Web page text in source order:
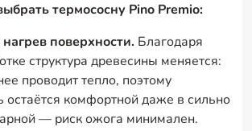
термососну Pino Premio:
поверхности. Благодаря
структура древесины меняется:
проводит тепло, поэтому
остаётся комфортной даже в сильно
— риск ожога минимален.